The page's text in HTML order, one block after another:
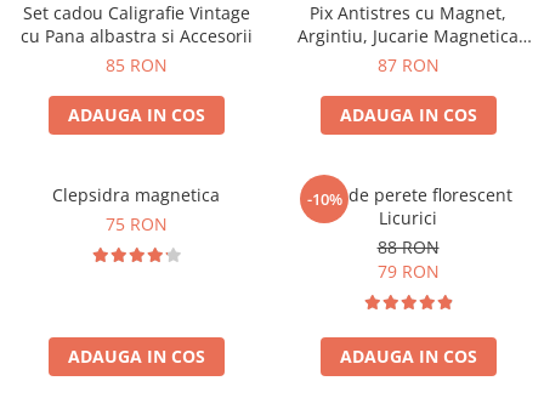
Set cadou Caligrafie Vintage
cu Pana albastra si Accesorii
85 RON
ADAUGA IN COS
Pix Antistres cu Magnet,
Argintiu, Jucarie Magnetica
pentru Birou
87 RON
ADAUGA IN COS
Clepsidra magnetica
75 RON
ADAUGA IN COS
-10%
Ceas de perete florescent
Licurici
88 RON
79 RON
ADAUGA IN COS